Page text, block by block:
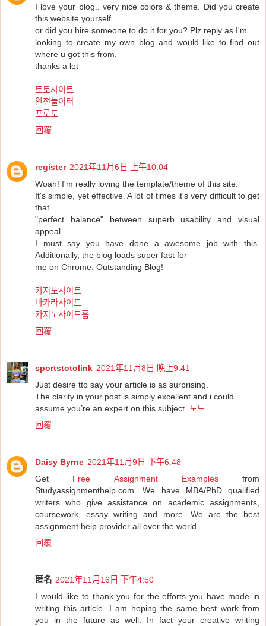
I love your blog.. very nice colors & theme. Did you create
this website yourself
or did you hire someone to do it for you? Plz reply as I'm
looking to create my own blog and would like to find out
where u got this from.
thanks a lot
토토사이트
안전놀이터
프로토
回覆
register 2021年11月6日 上午10:04
Woah! I'm really loving the template/theme of this site.
It's simple, yet effective. A lot of times it's very difficult to get
that
"perfect balance" between superb usability and visual
appeal.
I must say you have done a awesome job with this.
Additionally, the blog loads super fast for
me on Chrome. Outstanding Blog!
카지노사이트
바카라사이트
카지노사이트홈
回覆
sportstotolink 2021年11月8日 晚上9:41
Just desire tto say your article is as surprising.
The clarity in your post is simply excellent and i could
assume you’re an expert on this subject.
토토
回覆
Daisy Byrne 2021年11月9日 下午6:48
Get Free Assignment Examplesfrom
Studyassignmenthelp.com. We have MBA/PhD qualified
writers who give assistance on academic assignments,
coursework, essay writing and more. We are the best
assignment help provider all over the world.
回覆
匿名 2021年11月16日 下午4:50
I would like to thank you for the efforts you have made in
writing this article. I am hoping the same best work from
you in the future as well. In fact your creative writing